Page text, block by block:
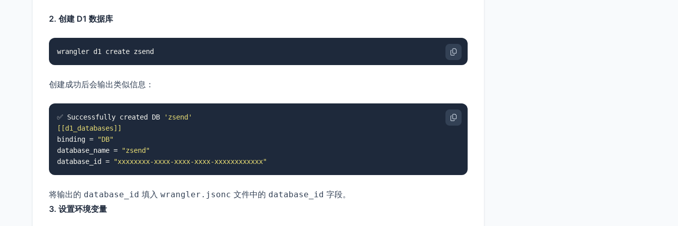
2. 创建 D1 数据库
wrangler d1 create zsend
创建成功后会输出类似信息：
✅ Successfully created DB
'zsend'
[[d1_databases]]
binding =
"DB"
database_name =
"zsend"
database_id =
"xxxxxxxx-xxxx-xxxx-xxxx-xxxxxxxxxxxx"
将输出的 database_id 填入 wrangler.jsonc 文件中的 database_id 字段。
3. 设置环境变量